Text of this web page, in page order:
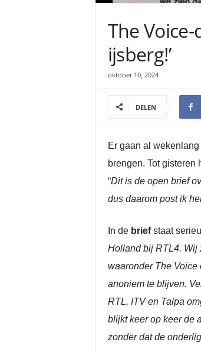
The
ijsberg!’
oktober 10, 2024
DELEN
Er gaan al
brengen. Tot
“Dit is de open brief
dus daarom post ik
In de briefstaat
Holland bij RTL4. Wij
waaronder The Voice
anoniem te blijven.
RTL, ITV en Talpa
blijkt keer op keer de
zonder dat de